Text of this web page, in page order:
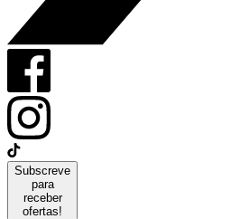
Subscreve
para
receber
ofertas!